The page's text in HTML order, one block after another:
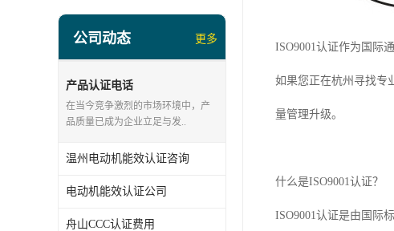
公司动态 更多
产品认证电话
在当今竞争激烈的市场环境中，产
品质量已成为企业立足与发..
温州电动机能效认证咨询
电动机能效认证公司
舟山CCC认证费用
ISO9001认证作为国际
如果您正在杭州寻找专
量管理升级。
什么是ISO9001认证？
ISO9001认证是由国际